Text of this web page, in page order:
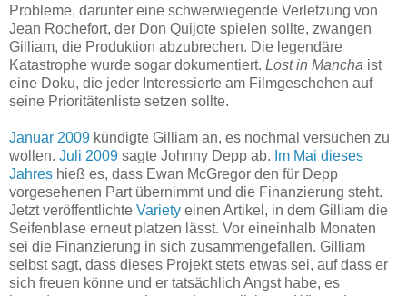
Probleme, darunter eine schwerwiegende Verletzung von
Jean Rochefort, der Don Quijote spielen sollte, zwangen
Gilliam, die Produktion abzubrechen. Die legendäre
Katastrophe wurde sogar dokumentiert. Lost in Mancha ist
eine Doku, die jeder Interessierte am Filmgeschehen auf
seine Prioritätenliste setzen sollte.
Januar 2009 kündigte Gilliam an, es nochmal versuchen zu
wollen. Juli 2009 sagte Johnny Depp ab. Im Mai dieses
Jahres hieß es, dass Ewan McGregor den für Depp
vorgesehenen Part übernimmt und die Finanzierung steht.
Jetzt veröffentlichte Variety einen Artikel, in dem Gilliam die
Seifenblase erneut platzen lässt. Vor eineinhalb Monaten
sei die Finanzierung in sich zusammengefallen. Gilliam
selbst sagt, dass dieses Projekt stets etwas sei, auf dass er
sich freuen könne und er tatsächlich Angst habe, es